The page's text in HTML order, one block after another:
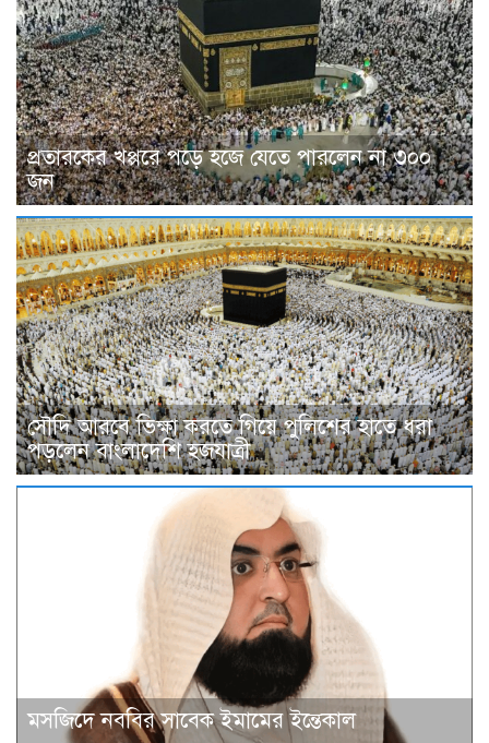
প্রতারকের খপ্পরে পড়ে হজে যেতে পারলেন না ৩০০
জন
সৌদি আরবে ভিক্ষা করতে গিয়ে পুলিশের হাতে ধরা
পড়লেন বাংলাদেশি হজযাত্রী
মসজিদে নববির সাবেক ইমামের ইন্তেকাল